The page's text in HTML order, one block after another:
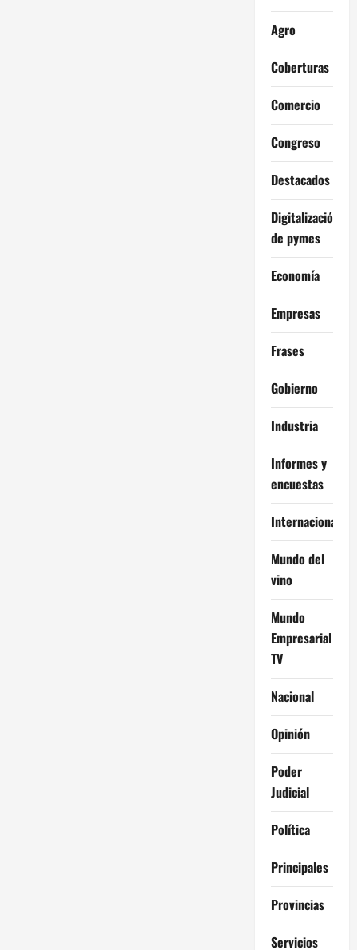
Agro
Coberturas
Comercio
Congreso
Destacados
Digitalización
de pymes
Economía
Empresas
Frases
Gobierno
Industria
Informes y
encuestas
Internacional
Mundo del
vino
Mundo
Empresarial
TV
Nacional
Opinión
Poder
Judicial
Política
Principales
Provincias
Servicios